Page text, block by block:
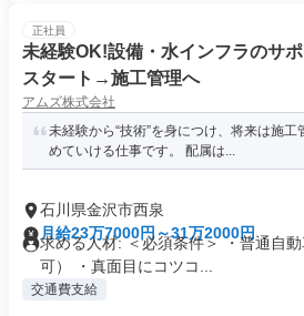
正社員
未経験OK!設備・水インフラのサ
スタート→施工管理へ
アムズ株式会社
未経験から“技術”を身につけ、将来は施
めていける仕事です。 配属は...
石川県金沢市西泉
月給23万7000円～31万2000円
求める人材: ＜必須条件＞ ・普通自
可） ・真面目にコツコ...
交通費支給